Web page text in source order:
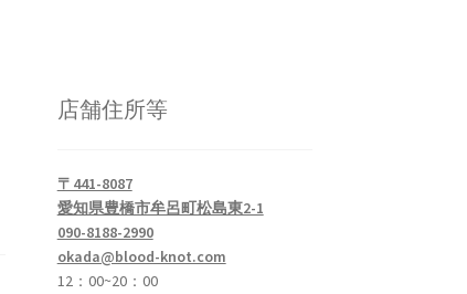
店舗住所等
〒441-8087
愛知県豊橋市牟呂町松島東2-1
090-8188-2990
okada@blood-knot.com
12：00~20：00